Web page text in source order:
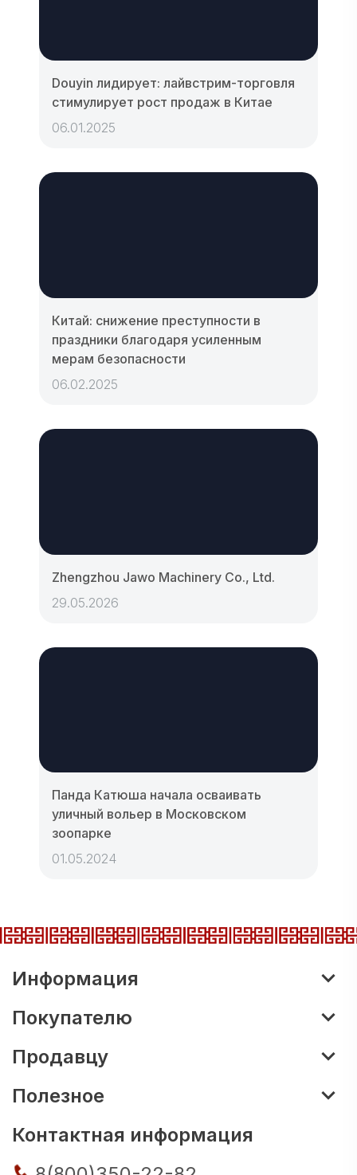
Douyin лидирует: лайвстрим-торговля
стимулирует рост продаж в Китае
06.01.2025
Китай: снижение преступности в
праздники благодаря усиленным
мерам безопасности
06.02.2025
Zhengzhou Jawo Machinery Co., Ltd.
29.05.2026
Панда Катюша начала осваивать
уличный вольер в Московском
зоопарке
01.05.2024
Информация
Покупателю
Продавцу
Полезное
Контактная информация